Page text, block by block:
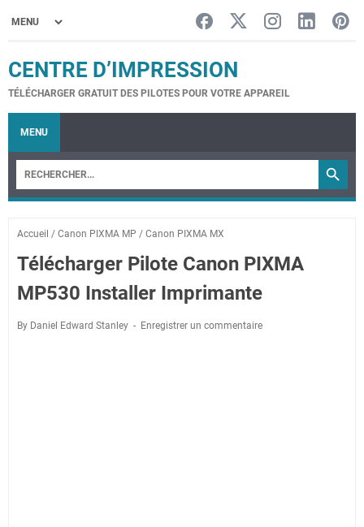
CENTRE D’IMPRESSION
TÉLÉCHARGER GRATUIT DES PILOTES POUR VOTRE APPAREIL
MENU
Accueil / Canon PIXMA MP / Canon PIXMA MX
Télécharger Pilote Canon PIXMA
MP530 Installer Imprimante
By Daniel Edward Stanley Enregistrer un commentaire